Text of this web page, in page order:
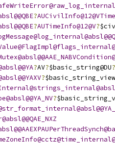
?
?AUTimeInfo@12@V?
?AV?$basic_string@DU?
?
?